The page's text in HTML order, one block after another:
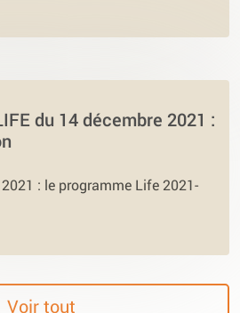
du 14 décembre 2021 :
: le programme Life 2021-
Voir tout